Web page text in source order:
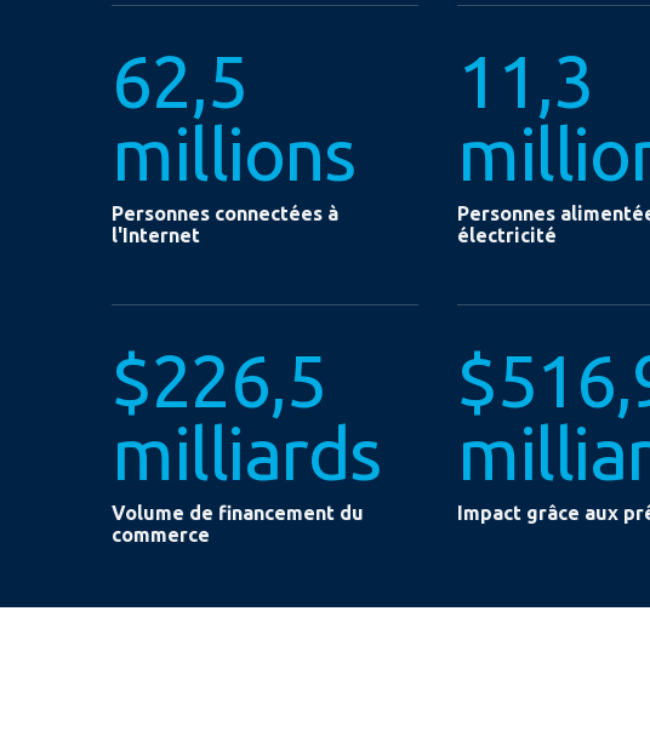
62,5
millions
Personnes connectées à
l'Internet
11,3
Personnes
électricité
$226,5
milliards
Volume de financement du
commerce
Impact grâce aux